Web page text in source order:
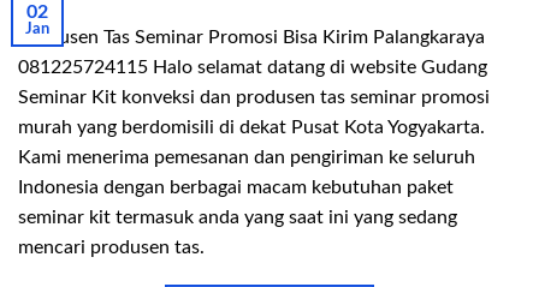
02
Jan
Produsen Tas Seminar Promosi Bisa Kirim Palangkaraya
081225724115 Halo selamat datang di website Gudang
Seminar Kit konveksi dan produsen tas seminar promosi
murah yang berdomisili di dekat Pusat Kota Yogyakarta.
Kami menerima pemesanan dan pengiriman ke seluruh
Indonesia dengan berbagai macam kebutuhan paket
seminar kit termasuk anda yang saat ini yang sedang
mencari produsen tas.